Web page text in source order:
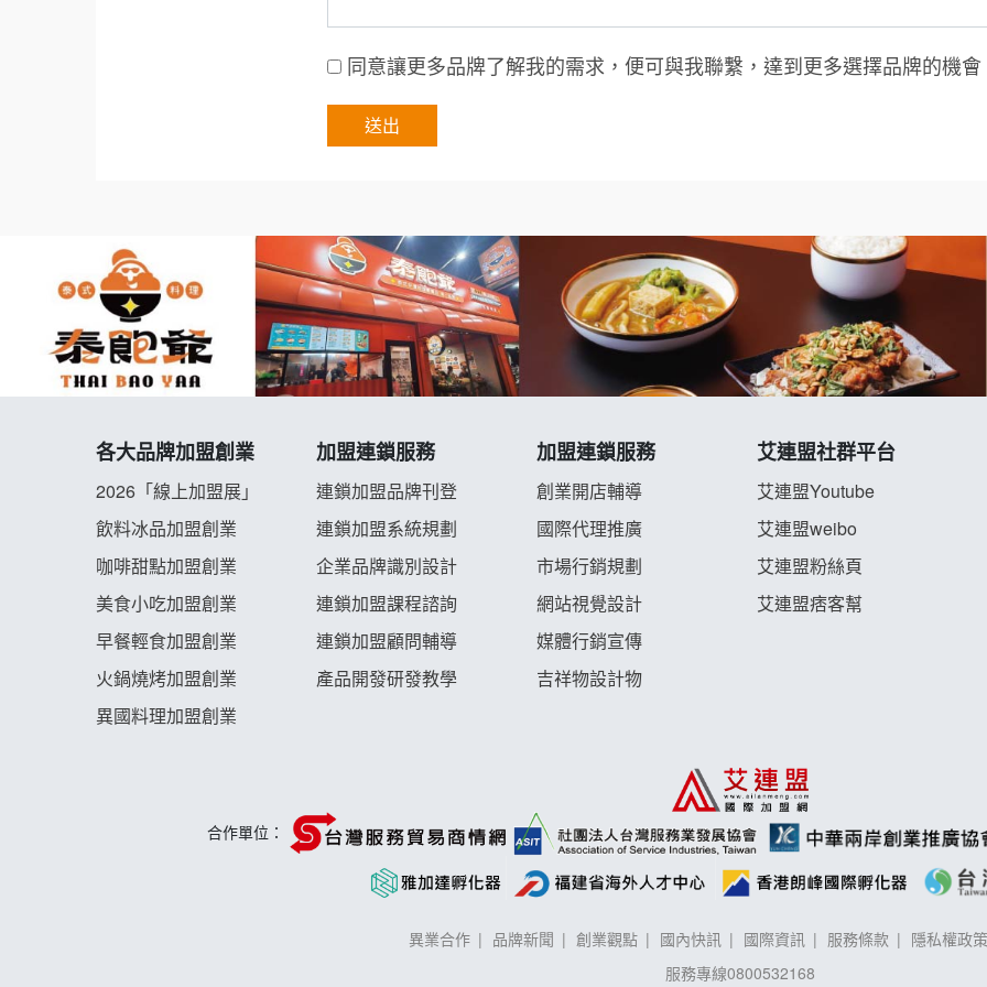
同意讓更多品牌了解我的需求，便可與我聯繫，達到更多選擇品牌的機會
各大品牌加盟創業
2026「線上加盟展」
飲料冰品加盟創業
咖啡甜點加盟創業
美食小吃加盟創業
早餐輕食加盟創業
火鍋燒烤加盟創業
異國料理加盟創業
加盟連鎖服務
連鎖加盟品牌刊登
連鎖加盟系統規劃
企業品牌識別設計
連鎖加盟課程諮詢
連鎖加盟顧問輔導
產品開發研發教學
加盟連鎖服務
創業開店輔導
國際代理推廣
市場行銷規劃
網站視覺設計
媒體行銷宣傳
吉祥物設計物
艾連盟社群平台
艾連盟Youtube
艾連盟weibo
艾連盟粉絲頁
艾連盟痞客幫
合作單位：
異業合作 品牌新聞 創業觀點 國內快訊 國際資訊 服務條款
隱私權政策
服務專線0800532168